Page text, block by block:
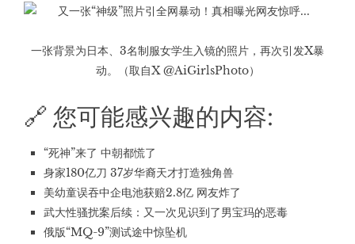
一张背景为日本、3名制服女学生入镜的照片，再次引发X暴
动。（取自X @AiGirlsPhoto）
🔗 您可能感兴趣的内容:
“死神”来了 中朝都慌了
身家180亿刀 37岁华裔天才打造独角兽
美幼童误吞中企电池获赔2.8亿 网友炸了
武大性骚扰案后续：又一次见识到了男宝玛的恶毒
俄版“MQ-9”测试途中惊坠机